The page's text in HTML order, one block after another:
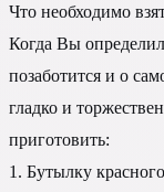
Что необходимо
Когда Вы
позаботится и о
гладко и
приготовить:
1. Бутылку